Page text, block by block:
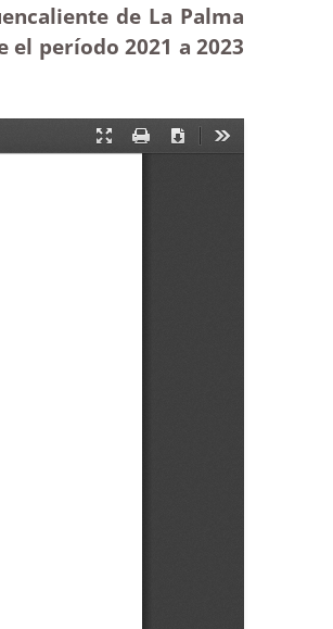
de La Palma
período 2021 a 2023